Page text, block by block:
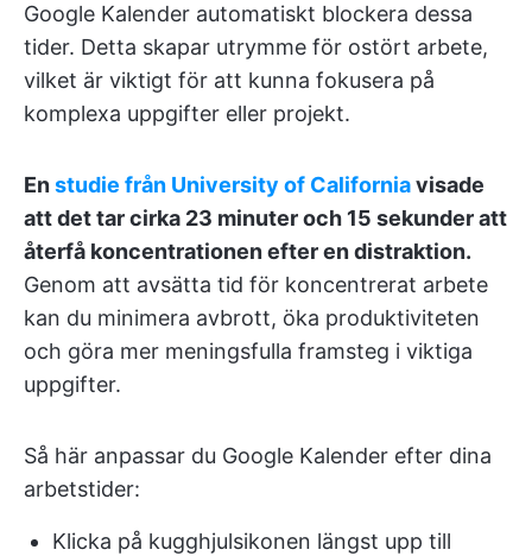
Google Kalender automatiskt blockera dessa
tider. Detta skapar utrymme för ostört arbete,
vilket är viktigt för att kunna fokusera på
komplexa uppgifter eller projekt.
Enstudie från University of Californiavisade
att det tar cirka 23 minuter och 15 sekunder att
återfå koncentrationen efter en distraktion.
Genom att avsätta tid för koncentrerat arbete
kan du minimera avbrott, öka produktiviteten
och göra mer meningsfulla framsteg i viktiga
uppgifter.
Så här anpassar du Google Kalender efter dina
arbetstider:
Klicka på kugghjulsikonen längst upp till